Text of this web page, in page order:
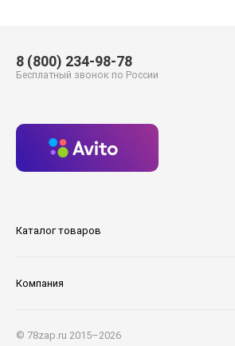
Каталог товаров
Компания
8 (800) 234-98-78
Бесплатный звонок по России
© 78zap.ru 2015–2026